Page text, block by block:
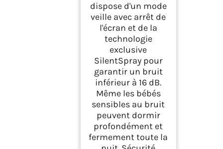
dispose d'un mode
veille avec arrêt de
l'écran et de la
technologie
exclusive
SilentSpray pour
garantir un bruit
inférieur à 16 dB.
Même les bébés
sensibles au bruit
peuvent dormir
profondément et
fermement toute la